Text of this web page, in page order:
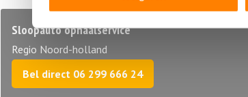
Sloopauto ophaalservice
Regio Noord-holland
Bel direct 06 299 666 24